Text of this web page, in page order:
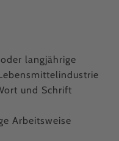
langjährige
und Schrift
Arbeitsweise